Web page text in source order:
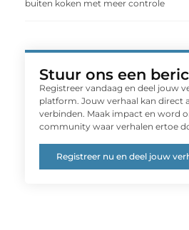
buiten koken met meer controle
Stuur ons een
Registreer vandaag en deel jouw
platform. Jouw verhaal kan direct
verbinden. Maak impact en word
community waar verhalen ertoe
Registreer nu en deel jouw